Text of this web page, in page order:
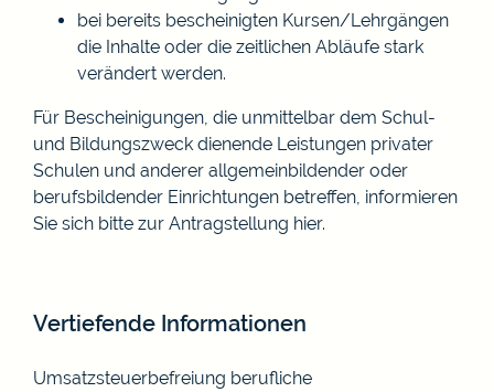
bei bereits bescheinigten Kursen/Lehrgängen
die Inhalte oder die zeitlichen Abläufe stark
verändert werden.
Für Bescheinigungen, die unmittelbar dem Schul-
und Bildungszweck dienende Leistungen privater
Schulen und anderer allgemeinbildender oder
berufsbildender Einrichtungen betreffen, informieren
Sie sich bitte zur Antragstellung hier.
Vertiefende Informationen
Umsatzsteuerbefreiung berufliche